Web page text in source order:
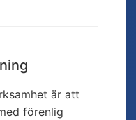
är att
förenlig